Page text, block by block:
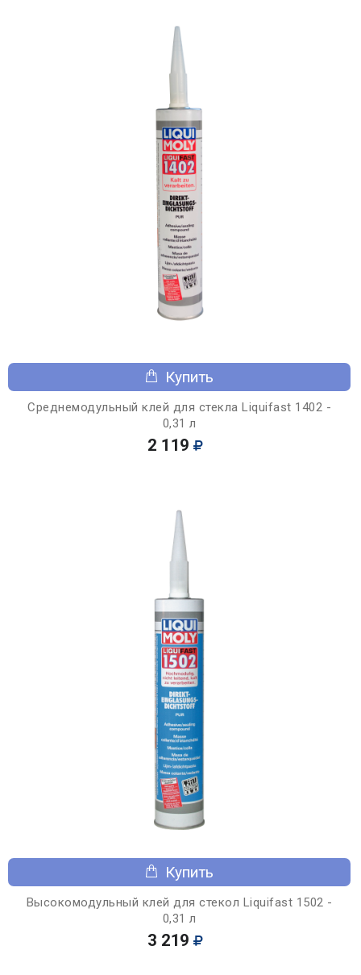
Купить
Среднемодульный клей для стекла Liquifast 1402 -
0,31 л
2 119
Купить
Высокомодульный клей для стекол Liquifast 1502 -
0,31 л
3 219